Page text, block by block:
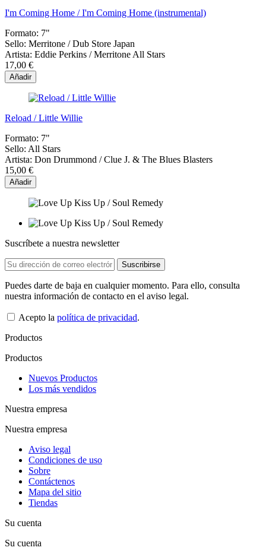
I'm Coming Home / I'm Coming Home (instrumental)
Formato: 7"
Sello: Merritone / Dub Store Japan
Artista: Eddie Perkins / Merritone All Stars
17,00 €
Añadir
Reload / Little Willie
Formato: 7"
Sello: All Stars
Artista: Don Drummond / Clue J. & The Blues Blasters
15,00 €
Añadir
Suscríbete a nuestra newsletter
Puedes darte de baja en cualquier momento. Para ello, consulta
nuestra información de contacto en el aviso legal.
Acepto la política de privacidad.
Productos
Productos
Nuevos Productos
Los más vendidos
Nuestra empresa
Nuestra empresa
Aviso legal
Condiciones de uso
Sobre
Contáctenos
Mapa del sitio
Tiendas
Su cuenta
Su cuenta